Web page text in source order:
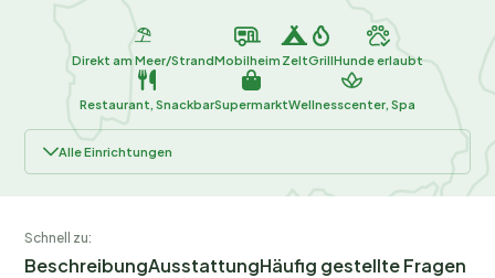
Direkt am Meer/StrandMobilheim ZeltGrillHunde erlaubt
Restaurant, SnackbarSupermarktWellnesscenter, Spa
Alle Einrichtungen
Schnell zu:
BeschreibungAusstattungHäufig gestellte Fragen